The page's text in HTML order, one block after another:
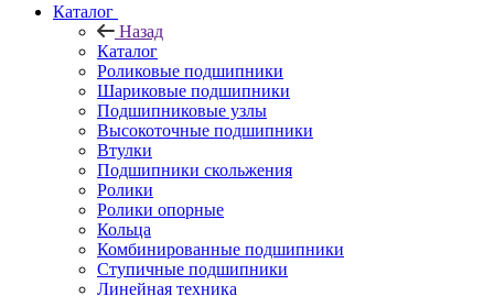
Каталог
Назад
Каталог
Роликовые подшипники
Шариковые подшипники
Подшипниковые узлы
Высокоточные подшипники
Втулки
Подшипники скольжения
Ролики
Ролики опорные
Кольца
Комбинированные подшипники
Ступичные подшипники
Линейная техника